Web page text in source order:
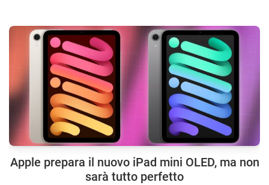
Apple prepara il nuovo iPad mini OLED, ma non
sarà tutto perfetto